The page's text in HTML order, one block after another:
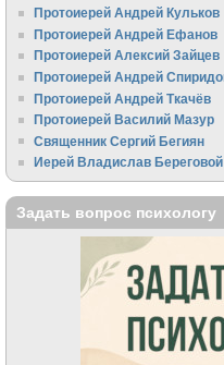
Протоиерей Андрей Кульков
Протоиерей Андрей Ефанов
Протоиерей Алексий Зайцев
Протоиерей Андрей
Протоиерей Андрей Ткачёв
Протоиерей Василий Мазур
Священник Сергий Бегиян
Иерей Владислав Береговой
Задать вопрос психологу